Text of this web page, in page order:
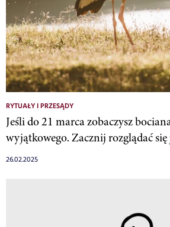
RYTUAŁY I PRZESĄDY
Jeśli do 21 marca zobaczysz
wyjątkowego. Zacznij rozglądać się
26.02.2025